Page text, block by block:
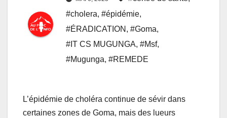
#cholera, #épidémie,
#ÉRADICATION , #Goma,
#IT CS MUGUNGA, #Msf,
#Mugunga, #REMEDE
L’épidémie de choléra continue de sévir dans
certaines zones de Goma, mais des lueurs